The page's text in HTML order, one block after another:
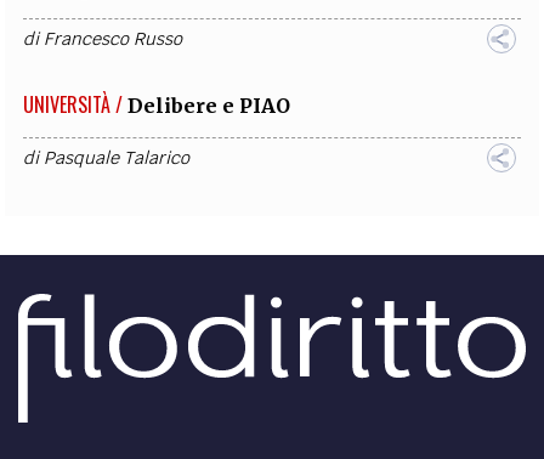
diFrancesco Russo
UNIVERSITÀ / Delibere e PIAO
diPasquale Talarico